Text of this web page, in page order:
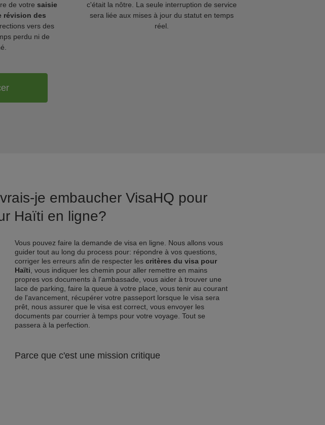
de votre saisie
révision des
vers des
perdu ni de
c'était la nôtre. La seule interruption de service
sera liée aux mises à jour du statut en temps
réel.
je embaucher VisaHQ pour
Haïti en ligne?
Vous pouvez faire la demande de visa en ligne. Nous allons vous
guider tout au long du process pour: répondre à vos questions,
corriger les erreurs afin de respecter les critères du visa pour
Haïti , vous indiquer les chemin pour aller remettre en mains
propres vos documents à l'ambassade, vous aider à trouver une
lace de parking, faire la queue à votre place, vous tenir au courant
de l'avancement, récupérer votre passeport lorsque le visa sera
prêt, nous assurer que le visa est correct, vous envoyer les
documents par courrier à temps pour votre voyage. Tout se
passera à la perfection.
Parce que c'est une mission critique